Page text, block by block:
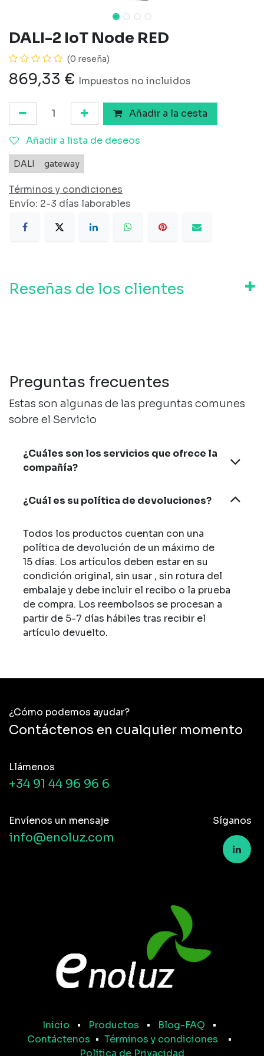
DALI-2 IoT Node RED
(0 reseña)
869,33 € Impuestos no incluidos
Añadir a la cesta
Añadir a lista de deseos
DALI gateway
Términos y condiciones
Envío: 2-3 días laborables
Reseñas de los clientes
Preguntas frecuentes
Estas son algunas de las preguntas comunes
sobre el Servicio
¿Cuáles son los servicios que ofrece la
compañía?
¿Cuál es su política de devoluciones?
Todos los productos cuentan con una
política de devolución de un máximo de
15 días. Los artículos deben estar en su
condición original, sin usar , sin rotura del
embalaje y debe incluir el recibo o la prueba
de compra. Los reembolsos se procesan a
partir de 5-7 días hábiles tras recibir el
artículo devuelto.
¿Cómo podemos ayudar?
Contáctenos en cualquier momento
Llámenos
+34 91 44 96 96 6
Envíenos un mensaje
info@enoluz.com
Síganos
Inicio • Productos • Blog-FAQ
•
Contáctenos • Términos y condiciones
•
Política de Privacidad